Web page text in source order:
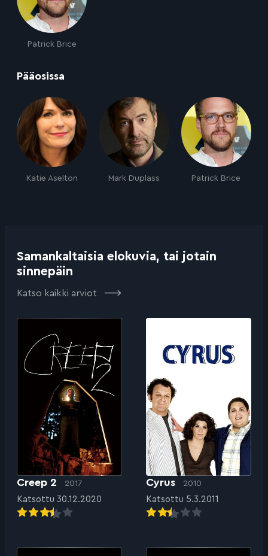
Patrick Brice
Pääosissa
Katie Aselton Mark Duplass Patrick Brice
Samankaltaisia elokuvia, tai jotain
sinnepäin
Katso kaikki arviot
Creep 2 2017
Katsottu 30.12.2020
Cyrus 2010
Katsottu 5.3.2011